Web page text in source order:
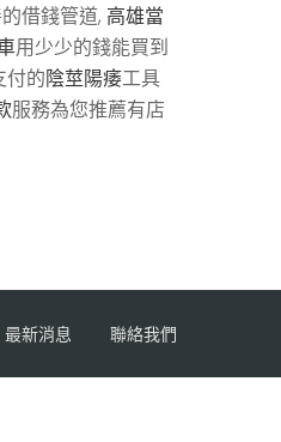
借錢管道, 高雄當
用少少的錢能買到
付的陰莖陽痿工具
服務為您推薦有店
最新消息 聯絡我們